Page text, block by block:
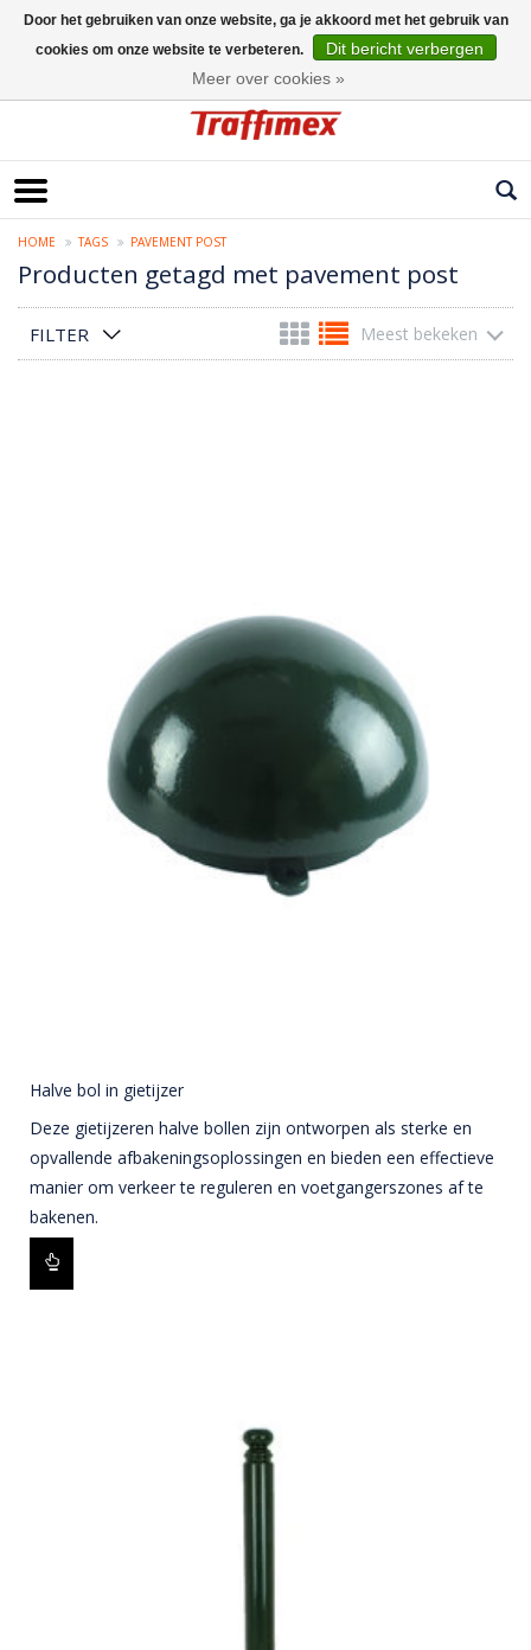
HOME TAGS PAVEMENT POST
Producten getagd met pavement post
FILTER Meest bekeken
Halve bol in gietijzer
Deze gietijzeren halve bollen zijn ontworpen als sterke en
opvallende afbakeningsoplossingen en bieden een effectieve
manier om verkeer te reguleren en voetgangerszones af te
bakenen.
Door het gebruiken van onze website, ga je akkoord met het gebruik van
cookies om onze website te verbeteren.
Dit bericht verbergen
Meer over cookies »